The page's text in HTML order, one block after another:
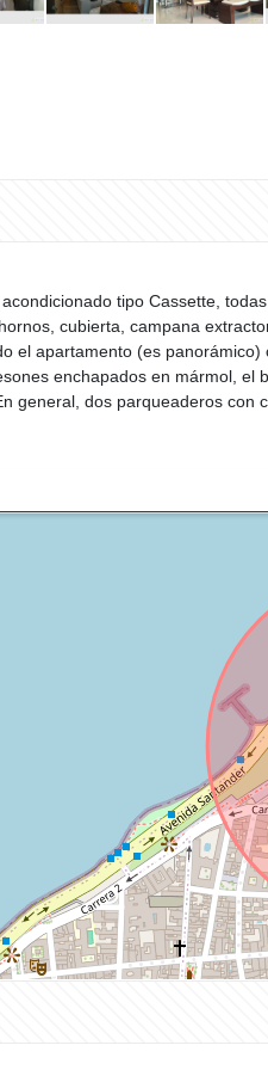
tipo Cassette,
cubierta, campana
el apartamento (es
enchapados en mármol,
general, dos parqueaderos